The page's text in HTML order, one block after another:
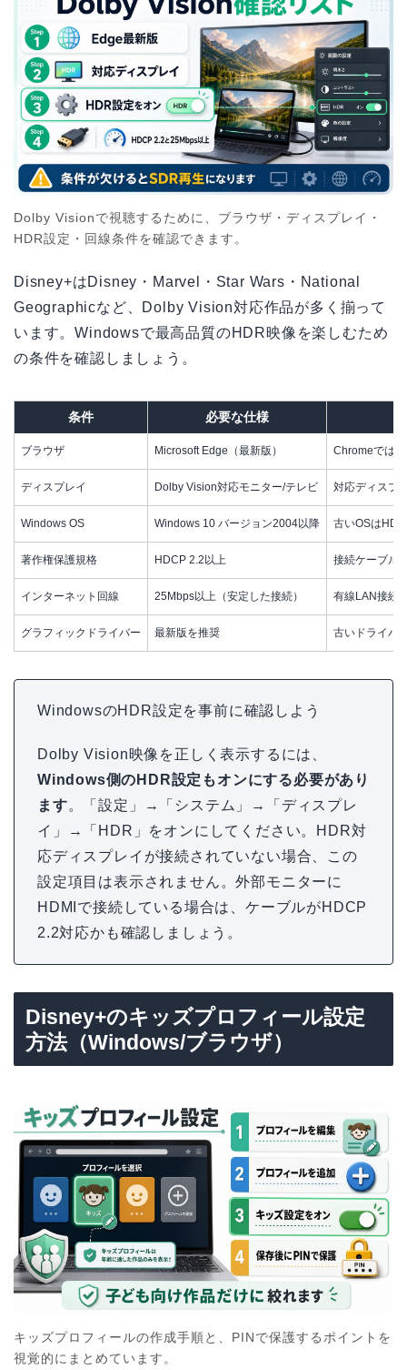
Dolby Visionで視聴するために、ブラウザ・ディスプレイ・
HDR設定・回線条件を確認できます。
Disney+はDisney・Marvel・Star Wars・National
Geographicなど、Dolby Vision対応作品が多く揃って
います。Windowsで最高品質のHDR映像を楽しむため
の条件を確認しましょう。
条件 必要な仕様
ブラウザ Microsoft Edge（最新版） Chromeでは
ディスプレイ Dolby Vision対応モニター/テレビ 対応ディスプ
Windows OS Windows 10 バージョン2004以降 古いOSは
著作権保護規格 HDCP 2.2以上 接続ケーブル
インターネット回線 25Mbps以上（安定した接続） 有線LAN接続
グラフィックドライバー 最新版を推奨 古いドライバ
WindowsのHDR設定を事前に確認しよう
Dolby Vision映像を正しく表示するには、
Windows側のHDR設定もオンにする必要があり
ます。「設定」→「システム」→「ディスプレ
イ」→「HDR」をオンにしてください。HDR対
応ディスプレイが接続されていない場合、この
設定項目は表示されません。外部モニターに
HDMIで接続している場合は、ケーブルがHDCP
2.2対応かも確認しましょう。
Disney+のキッズプロフィール設定
方法（Windows/ブラウザ）
キッズプロフィールの作成手順と、PINで保護するポイントを
視覚的にまとめています。